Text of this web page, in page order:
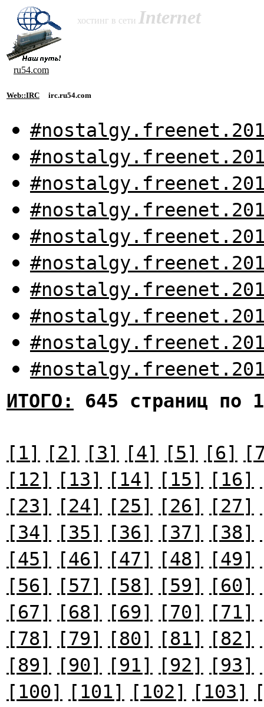
хостинг в сети Internet
ru54.com
Web::IRC irc.ru54.com
ИТОГО:
645 страниц по
[1] [2] [3] [4] [5] [6]
[12]
[13] [14] [15] [16]
[23]
[24] [25] [26] [27]
[34]
[35] [36] [37] [38]
[45]
[46] [47] [48] [49]
[56]
[57] [58] [59] [60]
[67]
[68] [69] [70] [71]
[78]
[79] [80] [81] [82]
[89]
[90] [91] [92] [93]
[100]
[101] [102] [103]